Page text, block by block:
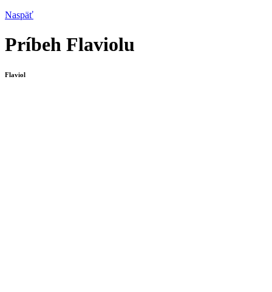
Naspäť
Príbeh Flaviolu
Flaviol